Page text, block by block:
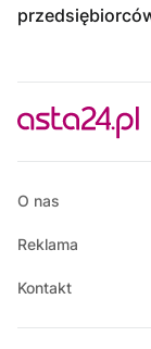
O nas
Reklama
Kontakt